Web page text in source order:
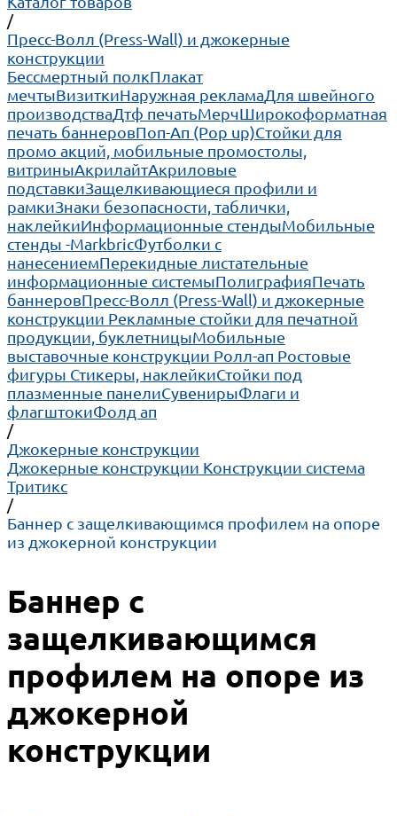
/
Пресс-Волл (Press-Wall) и джокерные
конструкции
Бессмертный полкПлакат
мечтыВизиткиНаружная рекламаДля швейного
производстваДтф печатьМерчШирокоформатная
печать баннеровПоп-Ап (Pop up)Cтойки для
промо акций, мобильные промостолы,
витриныАкрилайтАкриловые
подставкиЗащелкивающиеся профили и
рамкиЗнаки безопасности, таблички,
наклейкиИнформационные стендыМобильные
стенды -MarkbricФутболки с
нанесениемПерекидные листательные
информационные системыПолиграфияПечать
баннеровПресс-Волл (Press-Wall) и джокерные
конструкции Рекламные стойки для печатной
продукции, буклетницыМобильные
выставочные конструкции Ролл-ап Ростовые
фигуры Стикеры, наклейкиСтойки под
плазменные панелиСувенирыФлаги и
флагштокиФолд ап
/
Джокерные конструкции
Джокерные конструкции Конструкции система
Тритикс
/
Баннер с защелкивающимся профилем на опоре
из джокерной конструкции
Баннер с
защелкивающимся
профилем на опоре из
джокерной
конструкции